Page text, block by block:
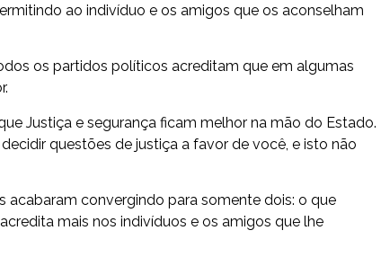
ao indivíduo e os amigos que os aconselham
os partidos políticos acreditam que em algumas
Justiça e segurança ficam melhor na mão do Estado.
questões de justiça a favor de você, e isto não
acabaram convergindo para somente dois: o que
mais nos indivíduos e os amigos que lhe